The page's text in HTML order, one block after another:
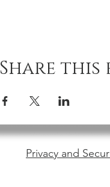
Share this
Privacy and